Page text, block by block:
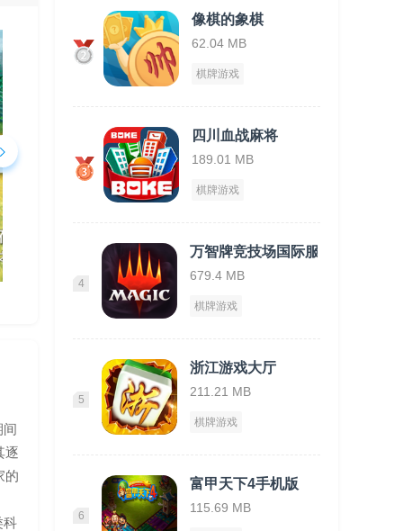
间
逐
的
科
像棋的象棋
62.04 MB
棋牌游戏
四川血战麻将
189.01 MB
棋牌游戏
4
万智牌竞技场国际服
679.4 MB
棋牌游戏
5
浙江游戏大厅
211.21 MB
棋牌游戏
6
富甲天下4手机版
115.69 MB